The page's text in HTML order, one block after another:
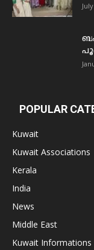
POPULAR
Kuwait
Kuwait Associations
Kerala
India
News
Middle East
Kuwait Informations